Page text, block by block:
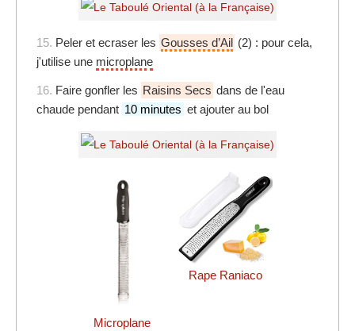
15. Peler et ecraser les Gousses d’Ail (2) : pour cela,
j'utilise une microplane
16. Faire gonfler les Raisins Secs dans de l'eau
chaude pendant 10 minutes et ajouter au bol
Microplane
Rape Raniaco